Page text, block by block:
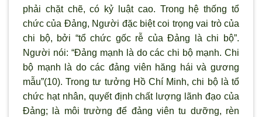
phải chặt chẽ, có kỷ luật cao. Trong hệ thống tổ
chức của Đảng, Người đặc biệt coi trọng vai trò của
chi bộ, bởi “tổ chức gốc rễ của Đảng là chi bộ”.
Người nói: “Đảng mạnh là do các chi bộ mạnh. Chi
bộ mạnh là do các đảng viên hăng hái và gương
mẫu”(10). Trong tư tưởng Hồ Chí Minh, chi bộ là tổ
chức hạt nhân, quyết định chất lượng lãnh đạo của
Đảng; là môi trường để đảng viên tu dưỡng, rèn